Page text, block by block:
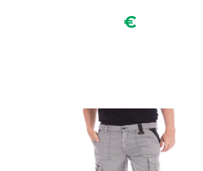
€